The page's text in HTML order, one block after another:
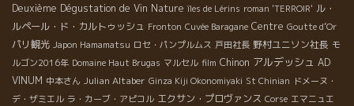
Deuxième Dégustation de Vin Nature îles de Lérins roman 'TERROIR' ル・
ルペール・ド・カルトゥッシュ Fronton Cuvée Baragane Centre Goutte d’Or
パリ観光 Japon Hamamatsu ロセ・パンプルムス 戸田社長 野村ユニソン社長 モ
ルゴン2016年 Domaine Haut Brugas マルセル film Chinon アルデッシュ AD
VINUM 中本さん Julian Altaber Ginza Kiji Okonomiyaki St Chinian ドメーヌ・
デ・ザミエル ラ・カーブ・アピコル エクサン・プロヴァンス Corse エマニュエ